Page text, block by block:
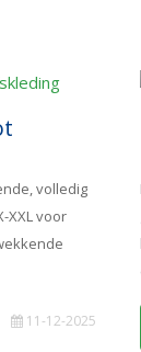
volledig
XXL voor
11-12-2025